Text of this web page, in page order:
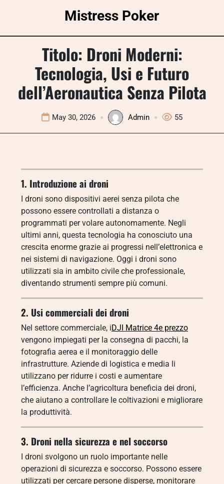
Mistress Poker
Titolo: Droni Moderni:
Tecnologia, Usi e Futuro
dell’Aeronautica Senza Pilota
May 30, 2026 Admin 55
1. Introduzione ai droni
I droni sono dispositivi aerei senza pilota che
possono essere controllati a distanza o
programmati per volare autonomamente. Negli
ultimi anni, questa tecnologia ha conosciuto una
crescita enorme grazie ai progressi nell’elettronica e
nei sistemi di navigazione. Oggi i droni sono
utilizzati sia in ambito civile che professionale,
diventando strumenti sempre più comuni.
2. Usi commerciali dei droni
Nel settore commerciale, iDJI Matrice 4e prezzo
vengono impiegati per la consegna di pacchi, la
fotografia aerea e il monitoraggio delle
infrastrutture. Aziende di logistica e media li
utilizzano per ridurre i costi e aumentare
l’efficienza. Anche l’agricoltura beneficia dei droni,
che aiutano a controllare le coltivazioni e migliorare
la produttività.
3. Droni nella sicurezza e nel soccorso
I droni svolgono un ruolo importante nelle
operazioni di sicurezza e soccorso. Possono essere
utilizzati per cercare persone disperse, monitorare